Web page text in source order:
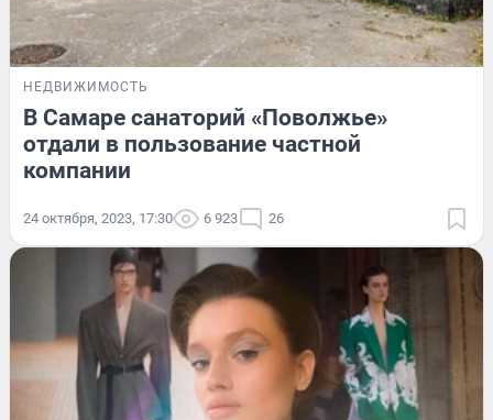
НЕДВИЖИМОСТЬ
В Самаре санаторий «Поволжье»
отдали в пользование частной
компании
24 октября, 2023, 17:30 6 923 26